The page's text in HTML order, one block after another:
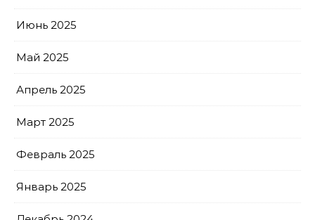
Июнь 2025
Май 2025
Апрель 2025
Март 2025
Февраль 2025
Январь 2025